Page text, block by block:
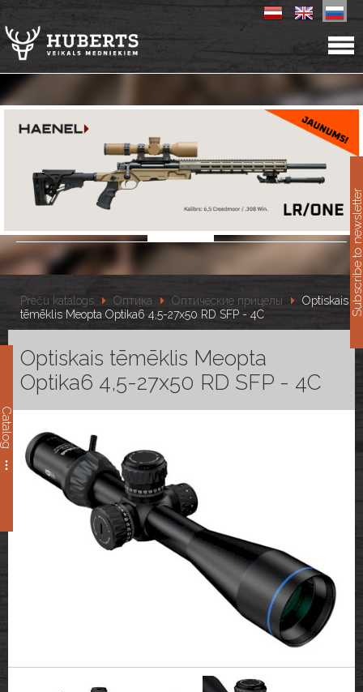
Catalog
Preču katalogs Оптика Оптические прицелы
Optiskais
tēmēklis Meopta Optika6 4,5-27x50 RD SFP - 4C
Optiskais tēmēklis Meopta
Optika6 4,5-27x50 RD SFP - 4C
Subscribe